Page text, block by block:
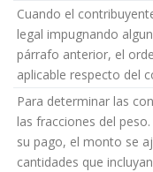
Cuando el
legal impugnando
párrafo anterior, el
aplicable respecto del
Para determinar las
las fracciones del
su pago, el monto se
cantidades que